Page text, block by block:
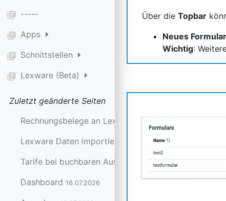
library_books -----
library_books Apps
library_books Schnittstellen
library_books Lexware (Beta)
Zuletzt geänderte Seiten
Rechnungsbelege an Lexware senden
Lexware Daten importieren 24.07.2026
Tarife bei buchbaren Ausstattungen festlegen
Dashboard 16.07.2026
Über die Topbar
Neues
Wichtig: